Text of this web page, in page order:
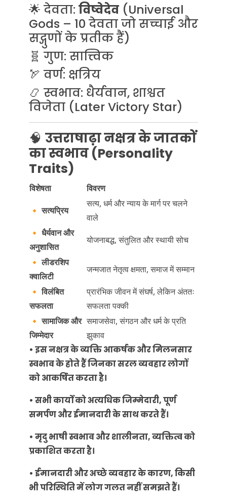
🌟 देवता: विष्वेदेव(Universal
Gods – 10 देवता जो सच्चाई और
सद्गुणों के प्रतीक हैं)
🧬 गुण: सात्त्विक
🏹 वर्ण: क्षत्रिय
📿 स्वभाव: धैर्यवान, शाश्वत
विजेता (Later Victory Star)
🧠 उत्तराषाढ़ा नक्षत्र के जातकों
का स्वभाव (Personality
Traits)
विशेषता
विवरण
🔸सत्यप्रिय
सत्य, धर्म और न्याय के मार्ग पर चलने
वाले
🔸 धैर्यवान और
अनुशासित
योजनाबद्ध, संतुलित और स्थायी सोच
🔸लीडरशिप
क्वालिटी
जन्मजात नेतृत्व क्षमता, समाज में सम्मान
🔸विलंबित
सफलता
प्रारंभिक जीवन में संघर्ष, लेकिन अंततः
सफलता पक्की
🔸सामाजिक और
जिम्मेदार
समाजसेवा, संगठन और धर्म के प्रति
झुकाव
• इस नक्षत्र के व्यक्ति आकर्षक और मिलनसार
स्वभाव के होते हैं जिनका सरल व्यवहार लोगों
को आकर्षित करता है।
• सभी कार्यों को अत्यधिक जिम्मेदारी, पूर्ण
समर्पण और ईमानदारी के साथ करते हैं।
• मृदु भाषी स्वभाव और शालीनता, व्यक्तित्व को
प्रकाशित करता है।
• ईमानदारी और अच्छे व्यवहार के कारण, किसी
भी परिस्थिति में लोग गलत नहीं समझते हैं।